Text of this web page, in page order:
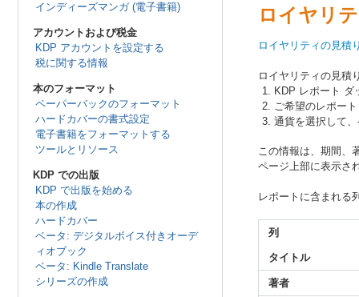
インディーズマンガ (電子書籍)
アカウントおよび税金
KDP アカウントを設定する
税に関する情報
本のフォーマット
ペーパーバックのフォーマット
ハードカバーの書式設定
電子書籍をフォーマットする
ツールとリソース
KDP での出版
KDP で出版を始める
本の作成
ハードカバー
ベータ: デジタルボイス付きオーデ
ィオブック
ベータ: Kindle Translate
シリーズの作成
ロイヤリ
ロイヤリティの見積
ロイヤリティの見積
KDP レポート ダ
ご希望のレポー
通貨を選択して
この情報は、期間、
ページ上部に表示さ
レポートに含まれる
列
タイトル
著者